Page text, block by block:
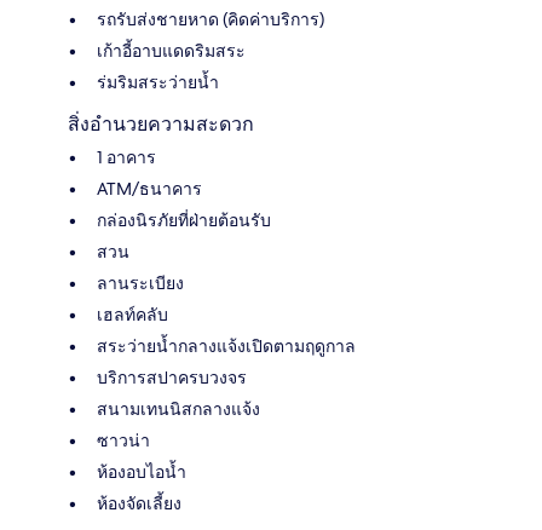
รถรับส่งชายหาด (คิดค่าบริการ)
เก้าอี้อาบแดดริมสระ
ร่มริมสระว่ายน้ำ
สิ่งอำนวยความสะดวก
1 อาคาร
ATM/ธนาคาร
กล่องนิรภัยที่ฝ่ายต้อนรับ
สวน
ลานระเบียง
เฮลท์คลับ
สระว่ายน้ำกลางแจ้งเปิดตามฤดูกาล
บริการสปาครบวงจร
สนามเทนนิสกลางแจ้ง
ซาวน่า
ห้องอบไอน้ำ
ห้องจัดเลี้ยง